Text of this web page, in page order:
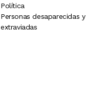
Política
Personas desaparecidas y
extraviadas